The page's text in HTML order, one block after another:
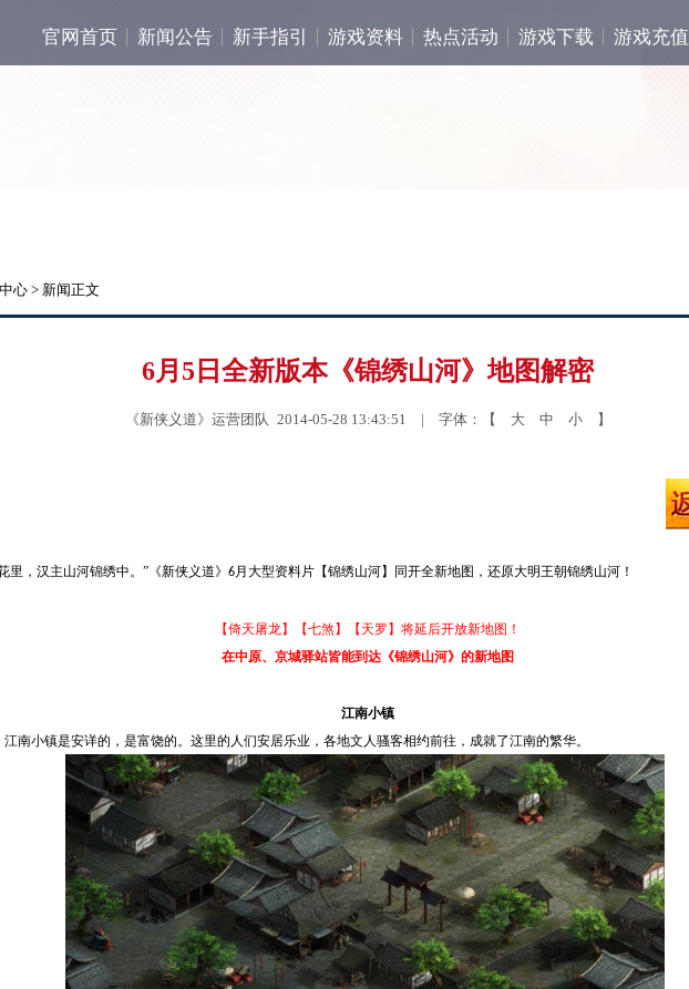
官网首页 新闻公告 新手指引 游戏资料 热点活动 游戏下载 游戏充值
心 > 新闻正文
6月5日全新版本《锦绣山河》地图解密
《新侠义道》运营团队 2014-05-28 13:43:51 | 字体：【 大 中 小】
里，汉主山河锦绣中。”《新侠义道》 6月大型资料片【锦绣山河】同开全新地图，还原大明王朝锦绣山河！
【倚天屠龙】【七煞】【天罗】将延后开放新地图！
在中原、京城驿站皆能到达《锦绣山河》的新地图
江南小镇
南小镇是安详的，是富饶的。这里的人们安居乐业，各地文人骚客相约前往，成就了江南的繁华。